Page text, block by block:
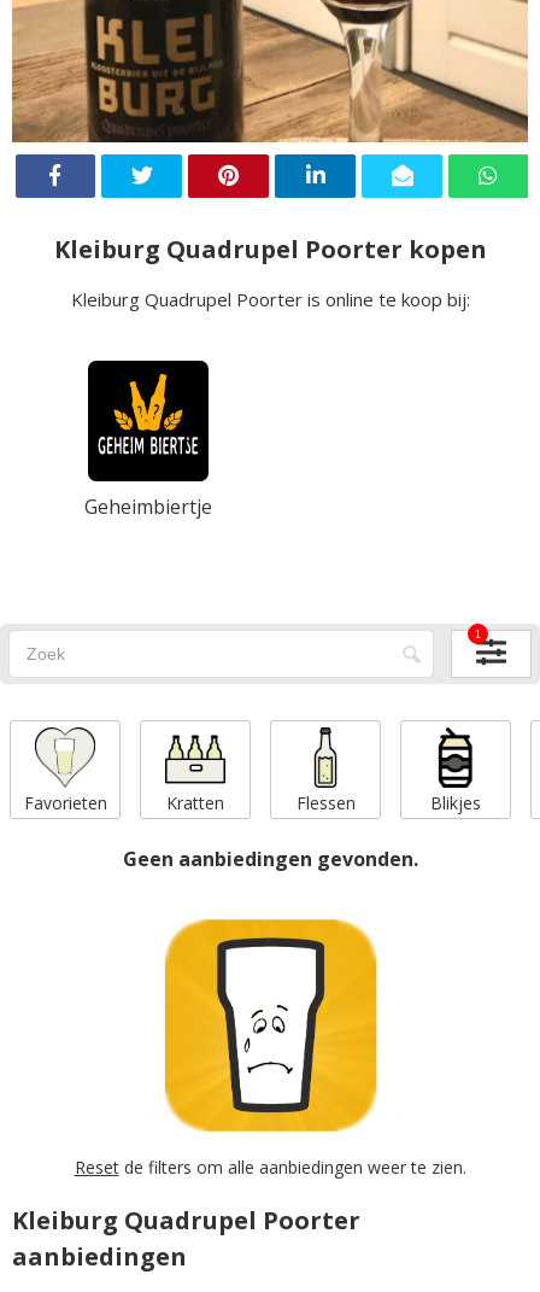
Kleiburg Quadrupel Poorter kopen
Kleiburg Quadrupel Poorter is online te koop bij:
Geheimbiertje
1
Favorieten Kratten Flessen Blikjes
Geen aanbiedingen gevonden.
Resetde filters om alle aanbiedingen weer te zien.
Kleiburg Quadrupel Poorter
aanbiedingen